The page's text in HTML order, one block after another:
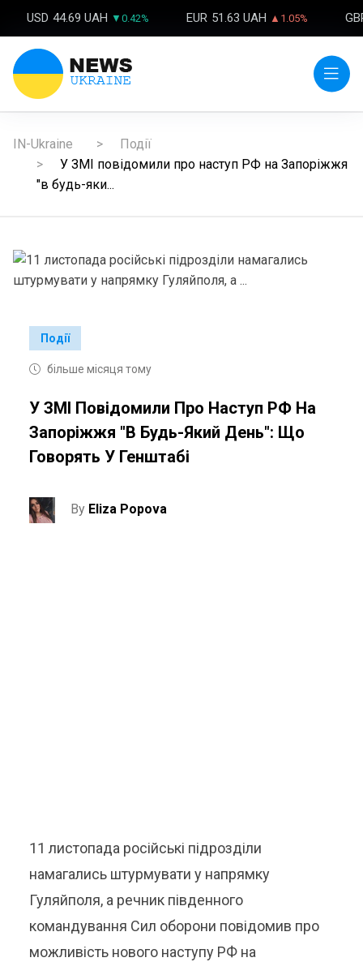
USD 44.69 UAH ▼0.42% EUR 51.63 UAH ▲1.05%
IN-Ukraine
Події
У ЗМІ повідомили про наступ РФ на Запоріжжя
"в будь-яки...
Події
більше місяця тому
У ЗМІ Повідомили Про Наступ РФ На
Запоріжжя "в Будь-Який День": Що
Говорять У Генштабі
By Eliza Popova
11 листопада російські підрозділи
намагались штурмувати у напрямку
Гуляйполя, а речник південного
командування Сил оборони повідомив про
можливість нового наступу РФ на